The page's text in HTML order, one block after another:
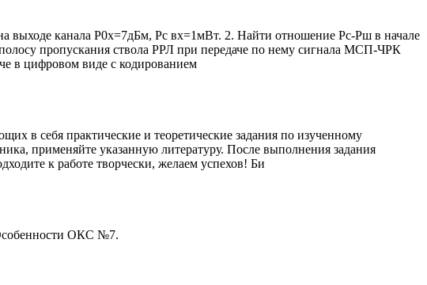
выходе канала Р0х=7дБм, Рс вх=1мВт. 2. Найти отношение Рс-Рш в начале
пропускания ствола РРЛ при передаче по нему сигнала МСП-ЧРК
в цифровом виде с кодированием
в себя практические и теоретические задания по изученному
применяйте указанную литературу. После выполнения задания
к работе творчески, желаем успехов! Би
ОКС №7.